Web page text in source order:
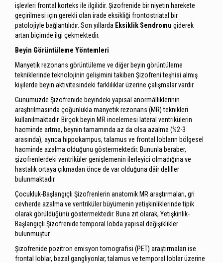
işlevleri frontal korteks ile ilgilidir. Şizofrenide bir niyetin harekete
geçirilmesi için gerekli olan irade eksikliği frontostriatal bir
patolojiyle bağlantılıdır. Son yıllarda Eksiklik Sendromu giderek
artan biçimde ilgi çekmektedir.
Beyin Görüntüleme Yöntemleri
Manyetik rezonans görüntüleme ve diğer beyin görüntüleme
tekniklerinde teknolojinin gelişimini takiben Şizofreni teşhisi almış
kişilerde beyin aktivitesindeki farklılıklar üzerine çalışmalar vardır.
Günümüzde Şizofrenide beyindeki yapısal anormâlliklerinin
araştırılmasında çoğunlukla manyetik rezonans (MR) teknikleri
kullanılmaktadır. Birçok beyin MR incelemesi lateral ventrikülerin
hacminde artma, beynin tamamında az da olsa azalma (%2-3
arasında), ayrıca hippokampus, talamus ve frontal lobların bölgesel
hacminde azalma olduğunu göstermektedir. Bununla beraber,
şizofrenlerdeki ventriküler genişlemenin ilerleyici olmadığına ve
hastalık ortaya çıkmadan önce de var olduğuna dâir deliller
bulunmaktadır.
Çocukluk-Başlangıçlı Şizofrenlerin anatomik MR araştırmaları, gri
cevherde azalma ve ventriküler büyümenin yetişkinliklerinde tipik
olarak görüldüğünü göstermektedir. Buna zıt olarak, Yetişkinlik-
Başlangıçlı Şizofrenide temporal lobda yapısal değişiklikler
bulunmuştur.
Şizofrenide pozitron emisyon tomografisi (PET) araştırmaları ise
frontal loblar, bazal gangliyonlar, talamus ve temporal loblar üzerine